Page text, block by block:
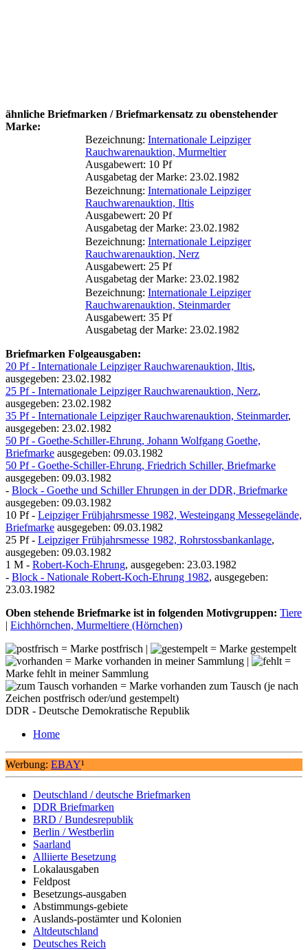
ähnliche Briefmarken / Briefmarkensatz zu obenstehender
Marke:
Bezeichnung: Internationale Leipziger
Rauchwarenauktion, Murmeltier
Ausgabewert: 10 Pf
Ausgabetag der Marke: 23.02.1982
Bezeichnung: Internationale Leipziger
Rauchwarenauktion, Iltis
Ausgabewert: 20 Pf
Ausgabetag der Marke: 23.02.1982
Bezeichnung: Internationale Leipziger
Rauchwarenauktion, Nerz
Ausgabewert: 25 Pf
Ausgabetag der Marke: 23.02.1982
Bezeichnung: Internationale Leipziger
Rauchwarenauktion, Steinmarder
Ausgabewert: 35 Pf
Ausgabetag der Marke: 23.02.1982
Briefmarken Folgeausgaben:
20 Pf - Internationale Leipziger Rauchwarenauktion, Iltis,
ausgegeben: 23.02.1982
25 Pf - Internationale Leipziger Rauchwarenauktion, Nerz,
ausgegeben: 23.02.1982
35 Pf - Internationale Leipziger Rauchwarenauktion, Steinmarder,
ausgegeben: 23.02.1982
50 Pf - Goethe-Schiller-Ehrung, Johann Wolfgang Goethe,
Briefmarke ausgegeben: 09.03.1982
50 Pf - Goethe-Schiller-Ehrung, Friedrich Schiller, Briefmarke
ausgegeben: 09.03.1982
- Block - Goethe und Schiller Ehrungen in der DDR, Briefmarke
ausgegeben: 09.03.1982
10 Pf - Leipziger Frühjahrsmesse 1982, Westeingang Messegelände,
Briefmarke ausgegeben: 09.03.1982
25 Pf - Leipziger Frühjahrsmesse 1982, Rohrstossbankanlage,
ausgegeben: 09.03.1982
1 M - Robert-Koch-Ehrung, ausgegeben: 23.03.1982
- Block - Nationale Robert-Koch-Ehrung 1982, ausgegeben:
23.03.1982
Oben stehende Briefmarke ist in folgenden Motivgruppen: Tiere
| Eichhörnchen, Murmeltiere (Hörnchen)
= Marke postfrisch |
= Marke gestempelt
= Marke vorhanden in meiner Sammlung |
=
Marke fehlt in meiner Sammlung
= Marke vorhanden zum Tausch (je nach
Zeichen postfrisch oder/und gestempelt)
DDR - Deutsche Demokratische Republik
Home
Werbung: EBAY¹
Deutschland / deutsche Briefmarken
DDR Briefmarken
BRD / Bundesrepublik
Berlin / Westberlin
Saarland
Alliierte Besetzung
Lokalausgaben
Feldpost
Besetzungs-ausgaben
Abstimmungs-gebiete
Auslands-postämter und Kolonien
Altdeutschland
Deutsches Reich